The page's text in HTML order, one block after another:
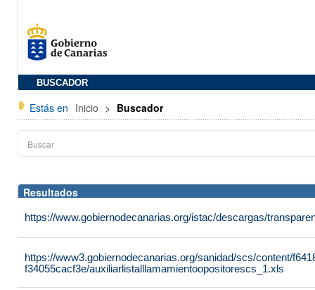
BUSCADOR
Estás en Inicio > Buscador
Resultados
https://www.gobiernodecanarias.org/istac/descargas/
https://www3.gobiernodecanarias.org/sanidad/scs/content/
f34055cacf3e/auxiliarlistalllamamientoopositorescs_1.xls